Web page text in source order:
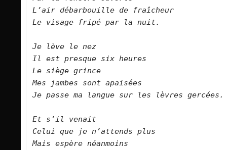
L’air débarbouille de fraîcheur
Le visage fripé par la nuit.
Je lève le nez
Il est presque six heures
Le siège grince
Mes jambes sont apaisées
Je passe ma langue sur les lèvres gercées.
Et s’il venait
Celui que je n’attends plus
Mais espère néanmoins